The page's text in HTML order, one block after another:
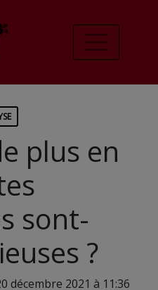
plus en
sont-
?
décembre 2021 à 11:36